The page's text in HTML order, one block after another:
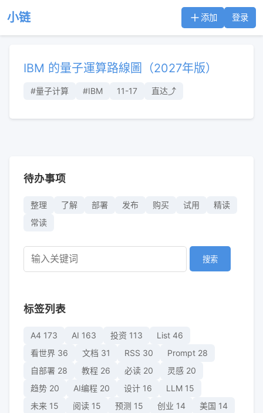
小链 添加 登录
IBM 的量子運算路線圖（2027年版）
#量子计算 #IBM 11-17 直达⤴︎
待办事项
整理 了解 部署 发布 购买 试用
精读
常读
搜索
标签列表
A4 173 AI 163 投资 113 List 46
看世界 36 文档 31 RSS 30 Prompt 28
自部署 28 教程 26 必读 20 灵感 20
趋势 20 AI编程 20 设计 16 LLM 15
未来 15 阅读 15 预测 15 创业 14 美国 14